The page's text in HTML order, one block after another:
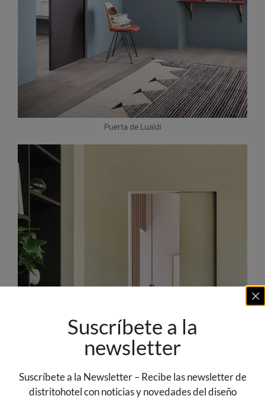
Puerta de Lualdi
Suscríbete a la
newsletter
Suscríbete a la Newsletter – Recibe las newsletter de
distritohotel con noticias y novedades del diseño